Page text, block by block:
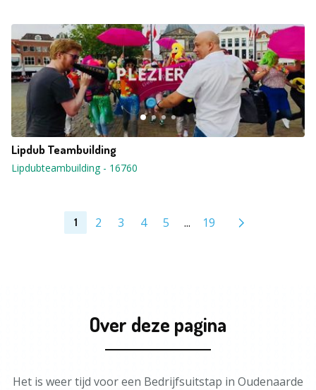
Lipdub Teambuilding
Lipdubteambuilding- 16760
1 2 3 4 5 ... 19
Over deze pagina
Het is weer tijd voor een Bedrijfsuitstap in Oudenaarde